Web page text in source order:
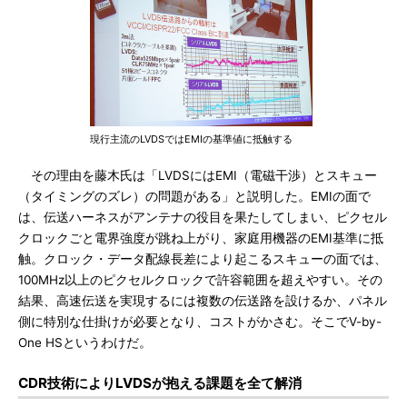
現行主流のLVDSではEMIの基準値に抵触する
その理由を藤木氏は「LVDSにはEMI（電磁干渉）とスキュー
（タイミングのズレ）の問題がある」と説明した。EMIの面で
は、伝送ハーネスがアンテナの役目を果たしてしまい、ピクセル
クロックごと電界強度が跳ね上がり、家庭用機器のEMI基準に抵
触。クロック・データ配線長差により起こるスキューの面では、
100MHz以上のピクセルクロックで許容範囲を超えやすい。その
結果、高速伝送を実現するには複数の伝送路を設けるか、パネル
側に特別な仕掛けが必要となり、コストがかさむ。そこでV-by-
One HSというわけだ。
CDR技術によりLVDSが抱える課題を全て解消